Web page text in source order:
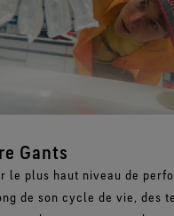
Gants
le plus haut niveau de
de son cycle de vie, des